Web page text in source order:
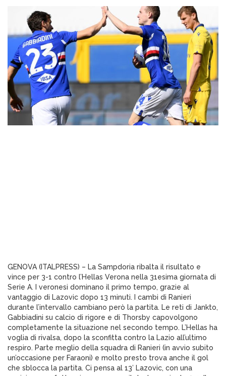
GENOVA (ITALPRESS) – La Sampdoria ribalta il risultato e
vince per 3-1 contro l’Hellas Verona nella 31esima giornata di
Serie A. I veronesi dominano il primo tempo, grazie al
vantaggio di Lazovic dopo 13 minuti. I cambi di Ranieri
durante l’intervallo cambiano però la partita. Le reti di Jankto,
Gabbiadini su calcio di rigore e di Thorsby capovolgono
completamente la situazione nel secondo tempo. L’Hellas ha
voglia di rivalsa, dopo la sconfitta contro la Lazio all’ultimo
respiro. Parte meglio della squadra di Ranieri (in avvio subito
un’occasione per Faraoni) e molto presto trova anche il gol
che sblocca la partita. Ci pensa al 13′ Lazovic, con una